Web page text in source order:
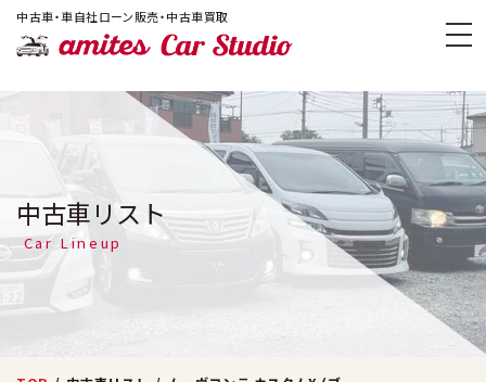
!-- Google Tag Manager -->
中古車・車自社ローン販売・中古車買取
amites Car
中古車リスト
Car Lineup